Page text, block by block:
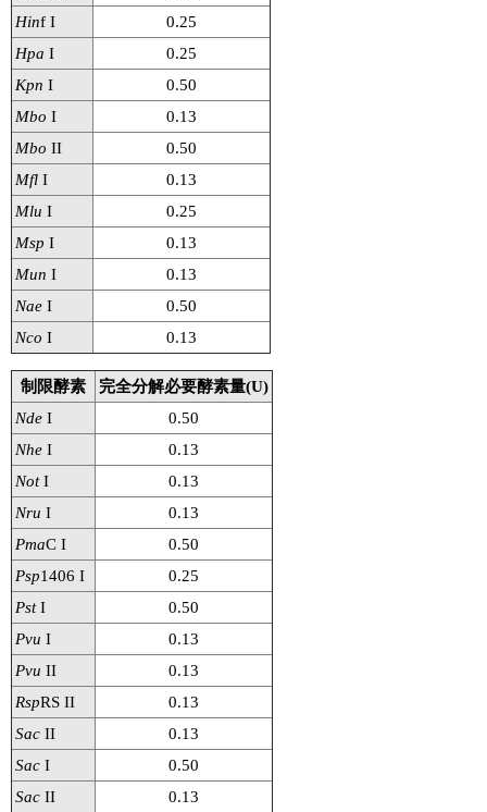
Hinf I
0.25
Hpa I
0.25
Kpn I
0.50
Mbo I
0.13
Mbo II
0.50
Mfl I
0.13
Mlu I
0.25
Msp I
0.13
Mun I
0.13
Nae I
0.50
Nco I 0.13
制限酵素
完全分解必要酵素量(U)
Nde I
0.50
Nhe I
0.13
NotI
0.13
Nru I
0.13
PmaC I
0.50
Psp1406 I
0.25
PstI
0.50
Pvu I
0.13
Pvu II
0.13
RspRS II
0.13
Sac II
0.13
Sac I
0.50
Sac II 0.13